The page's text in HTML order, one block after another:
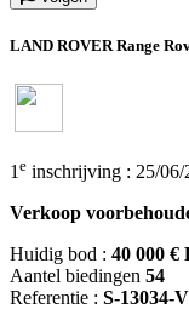
LAND ROVER Range
1 e inschrijving : 25/06/
Verkoop
Huidig bod : 40 000
Aantel biedingen 54
Referentie : S-13034-